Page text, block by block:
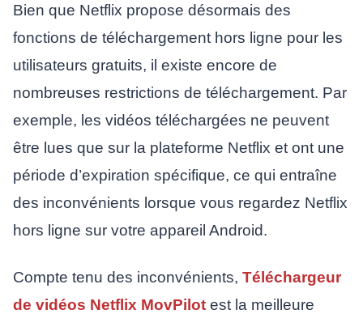
Bien que Netflix propose désormais des
fonctions de téléchargement hors ligne pour les
utilisateurs gratuits, il existe encore de
nombreuses restrictions de téléchargement. Par
exemple, les vidéos téléchargées ne peuvent
être lues que sur la plateforme Netflix et ont une
période d’expiration spécifique, ce qui entraîne
des inconvénients lorsque vous regardez Netflix
hors ligne sur votre appareil Android.
Compte tenu des inconvénients, Téléchargeur
de vidéos Netflix MovPilotest la meilleure